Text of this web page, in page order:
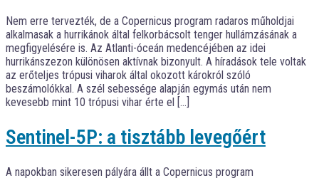
Nem erre tervezték, de a Copernicus program radaros műholdjai
alkalmasak a hurrikánok által felkorbácsolt tenger hullámzásának a
megfigyelésére is. Az Atlanti-óceán medencéjében az idei
hurrikánszezon különösen aktívnak bizonyult. A híradások tele voltak
az erőteljes trópusi viharok által okozott károkról szóló
beszámolókkal. A szél sebessége alapján egymás után nem
kevesebb mint 10 trópusi vihar érte el […]
Sentinel-5P: a tisztább levegőért
A napokban sikeresen pályára állt a Copernicus program